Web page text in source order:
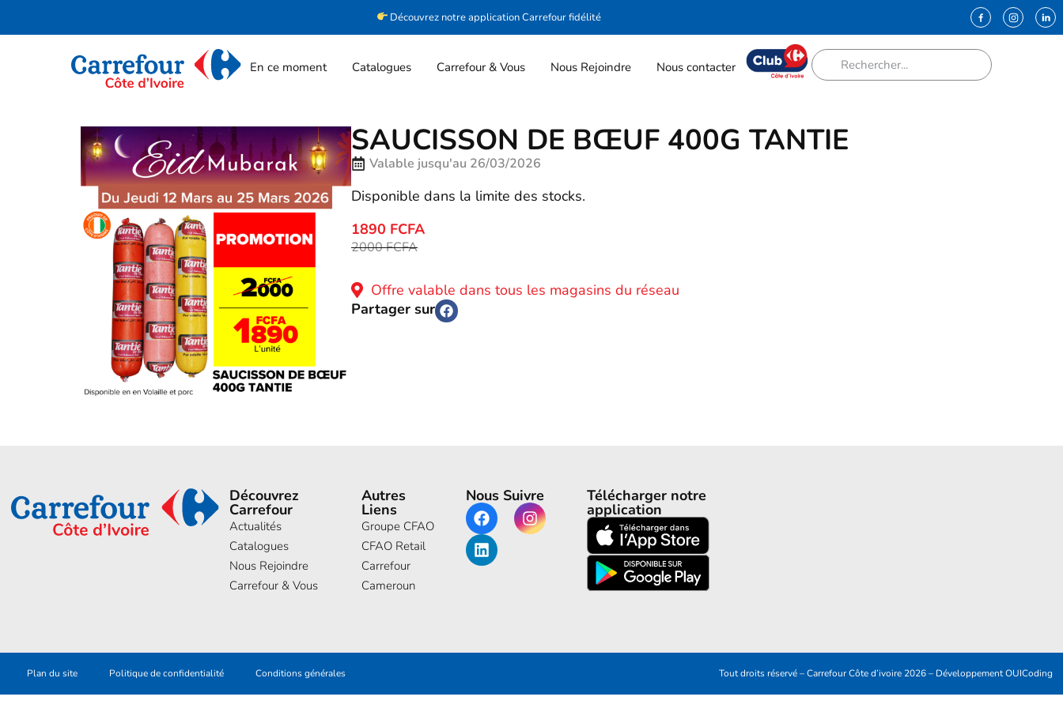
Découvrez notre application Carrefour fidélité
En ce moment Catalogues Carrefour & Vous Nous Rejoindre Nous contacter
SAUCISSON DE BŒUF 400G TANTIE
Valable jusqu'au 26/03/2026
Disponible dans la limite des stocks.
1890 FCFA
2000 FCFA
Offre valable dans tous les magasins du réseau
Partager sur
Découvrez
Carrefour
Actualités
Catalogues
Nous Rejoindre
Carrefour & Vous
Autres
Liens
Groupe CFAO
CFAO Retail
Carrefour
Cameroun
Nous Suivre Télécharger notre
application
Plan du site Politique de confidentialité Conditions générales Tout droits réservé – Carrefour Côte d’ivoire 2026 – DéveloppementOUICoding